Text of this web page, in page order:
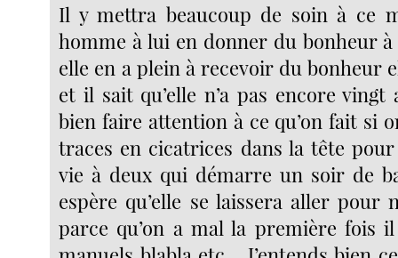
Il y mettra beaucoup de soin à ce
homme à lui en donner du bonheur
elle en a plein à recevoir du bonheur
et il sait qu’elle n’a pas encore
bien faire attention à ce qu’on fait si
traces en cicatrices dans la tête
vie à deux qui démarre un soir de
espère qu’elle se laissera aller pour
parce qu’on a mal la première fois